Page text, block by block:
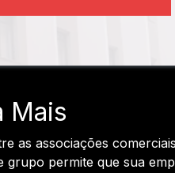
Mais
as associações
grupo permite que sua